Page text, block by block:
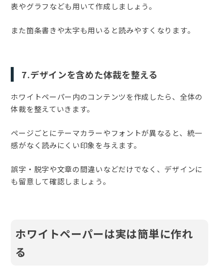
表やグラフなども用いて作成しましょう。
また箇条書きや太字も用いると読みやすくなります。
7.デザインを含めた体裁を整える
ホワイトペーパー内のコンテンツを作成したら、全体の
体裁を整えていきます。
ページごとにテーマカラーやフォントが異なると、統一
感がなく読みにくい印象を与えます。
誤字・脱字や文章の間違いなどだけでなく、デザインに
も留意して確認しましょう。
ホワイトペーパーは実は簡単に作れ
る